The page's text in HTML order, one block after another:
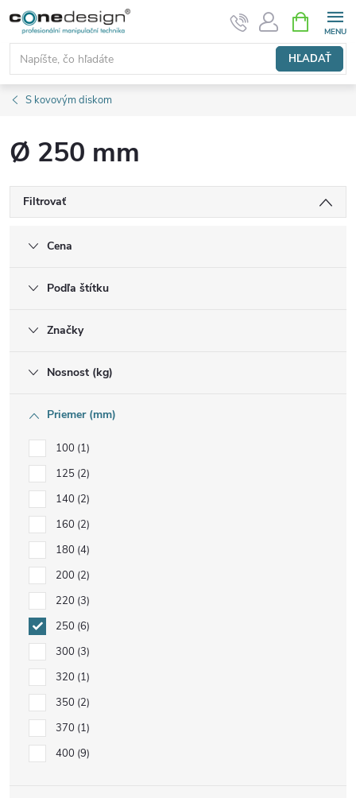
Prejsť
obsah
HĽADAŤ
KOŠÍK
S kovovým diskom
Ø 250 mm
Filtrovať
Cena
Podľa štítku
Značky
Nosnost (kg)
Priemer (mm)
100 1
125 2
140 2
160 2
180 4
200 2
220 3
250 6
300 3
320 1
350 2
370 1
400 9